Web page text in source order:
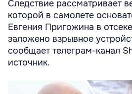
Следствие рассматривает
которой в самолете
Евгения Пригожина в
заложено взрывное
сообщает телеграм-канал
источник.